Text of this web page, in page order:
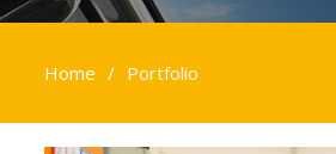
Home Portfolio